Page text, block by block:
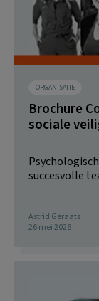
ORGANISATIE
Brochure
sociale
succesvolle
Astrid Geraats
26 mei 2026